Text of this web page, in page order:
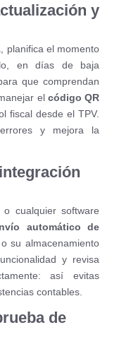
y
planifica el momento
en días de baja
que comprendan
el código QR
fiscal desde el TPV.
y mejora la
o cualquier software
automático de
su almacenamiento
y revisa
así evitas
contables.
de